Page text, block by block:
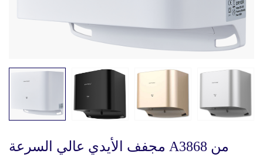
مجفف الأيدي عالي السرعة A3868 من